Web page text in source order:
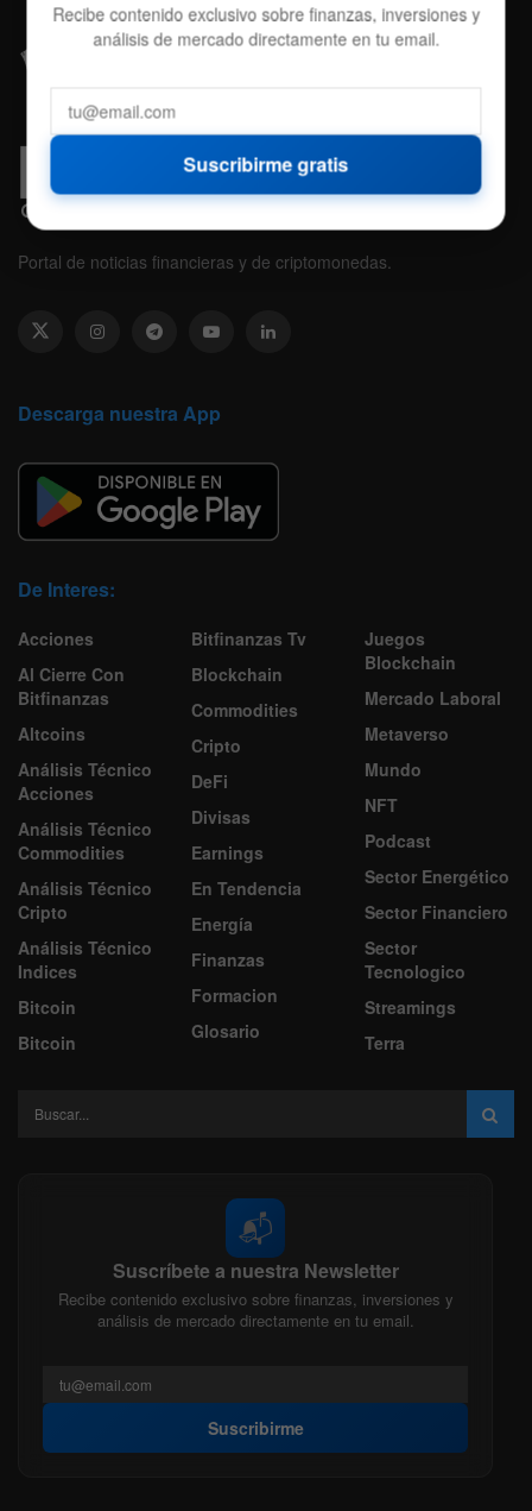
Portal de noticias financieras y de criptomonedas.
Descarga nuestra App
De Interes:
Acciones
Al Cierre Con
Bitfinanzas
Altcoins
Análisis Técnico
Acciones
Análisis Técnico
Commodities
Análisis Técnico
Cripto
Análisis Técnico
Indices
Bitcoin
Bitcoin
Bitfinanzas Tv
Blockchain
Commodities
Cripto
DeFi
Divisas
Earnings
En Tendencia
Energía
Finanzas
Formacion
Glosario
Juegos
Blockchain
Mercado Laboral
Metaverso
Mundo
NFT
Podcast
Sector Energético
Sector Financiero
Sector
Tecnologico
Streamings
Terra
📬
Suscríbete a nuestra Newsletter
Recibe contenido exclusivo sobre finanzas, inversiones y
análisis de mercado directamente en tu email.
Suscribirme
Recibe contenido exclusivo sobre finanzas, inversiones y
análisis de mercado directamente en tu email.
Suscribirme gratis